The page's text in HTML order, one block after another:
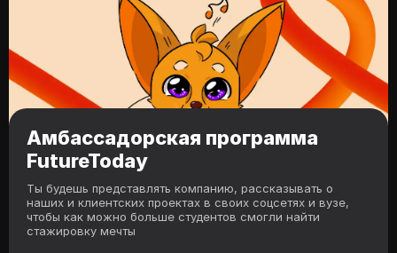
Амбассадорская программа
FutureToday
Ты будешь представлять компанию, рассказывать о
наших и клиентских проектах в своих соцсетях и вузе,
чтобы как можно больше студентов смогли найти
стажировку мечты